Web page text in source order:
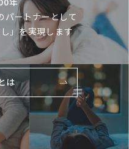
パートナーとして
」を実現します
は